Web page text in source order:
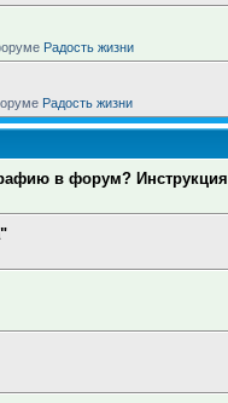
Радость жизни
Радость жизни
в форум? Инструкция